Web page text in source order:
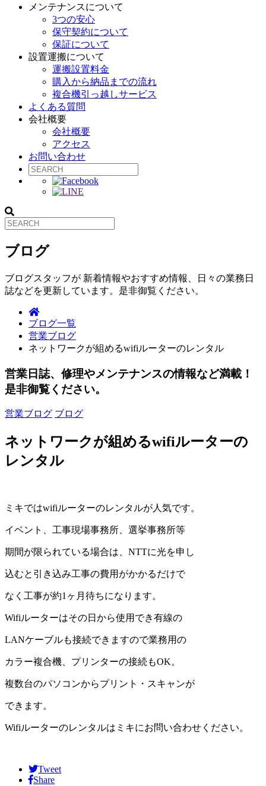
メンテナンスについて
3つの安心
保守契約について
保証について
設置運搬について
運搬設置料金
購入から納品までの流れ
複合機引っ越しサービス
よくある質問
会社概要
会社概要
アクセス
お問い合わせ
ブログ
ブログスタッフが 新着情報やおすすめ情報、日々の業務日
誌などを更新しています。是非御覧ください。
ブログ一覧
営業ブログ
ネットワークが組めるwifiルーターのレンタル
営業日誌、修理やメンテナンスの情報など満載！
是非御覧ください。
営業ブログ ブログ
ネットワークが組めるwifiルーターの
レンタル
ミキではwifiルーターのレンタルが人気です。
イベント、工事現場事務所、選挙事務所等
期間が限られている場合は、NTTに光を申し
込むと引き込み工事の費用がかかるだけで
なく工事が約1ヶ月待ちになります。
Wifiルーターはその日から使用でき有線の
LANケーブルも接続できますので業務用の
カラー複合機、プリンターの接続もOK。
複数台のパソコンからプリント・スキャンが
できます。
Wifiルーターのレンタルはミキにお問い合わせください。
Tweet
Share